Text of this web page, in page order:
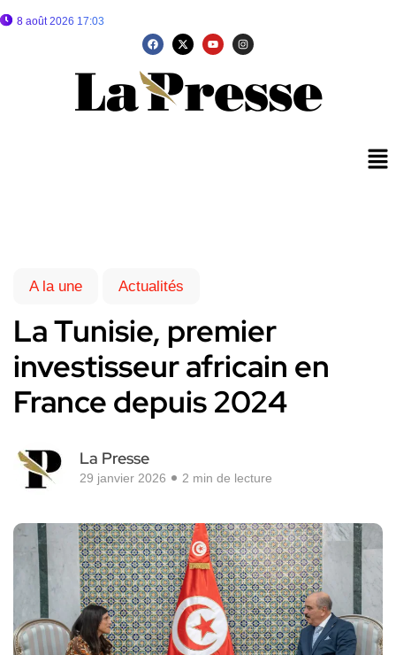
8 août 2026 17:03
A la une Actualités
La Tunisie, premier
investisseur africain en
France depuis 2024
La Presse
29 janvier 2026 2 min de lecture